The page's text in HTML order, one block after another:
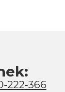
222-366